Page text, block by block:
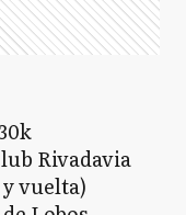
Rivadavia
vuelta)